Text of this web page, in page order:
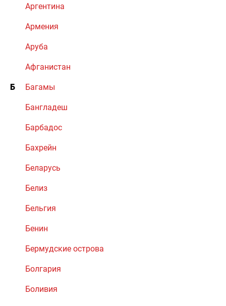
Аргентина
Армения
Аруба
Афганистан
Б Багамы
Бангладеш
Барбадос
Бахрейн
Беларусь
Белиз
Бельгия
Бенин
Бермудские острова
Болгария
Боливия